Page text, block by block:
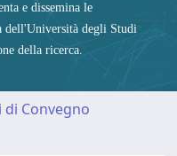
e dissemina le
dell'Università degli Studi
della ricerca.
di Convegno